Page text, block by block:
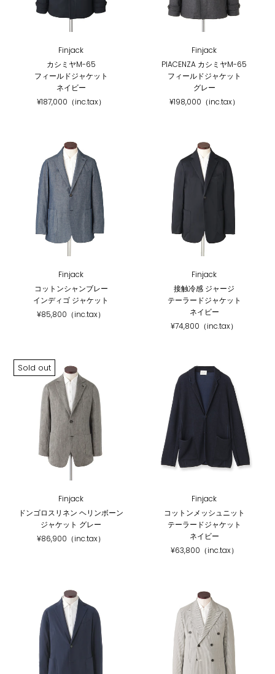
Finjack
カシミヤM-65
フィールドジャケット
ネイビー
¥187,000（inc.tax）
Finjack
PIACENZA カシミヤM-65
フィールドジャケット
グレー
¥198,000（inc.tax）
Finjack
コットンシャンブレー
インディゴ ジャケット
¥85,800（inc.tax）
Finjack
接触冷感 ジャージ
テーラードジャケット
ネイビー
¥74,800（inc.tax）
Sold out
Finjack
ドンゴロスリネン ヘリンボーン
ジャケット グレー
¥86,900（inc.tax）
Finjack
コットンメッシュニット
テーラードジャケット
ネイビー
¥63,800（inc.tax）